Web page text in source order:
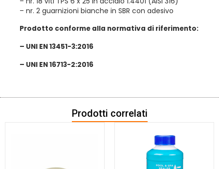
– nr. 2 guarnizioni bianche in SBR con adesivo
Prodotto conforme alla normativa di riferimento:
– UNI EN 13451-3:2016
– UNI EN 16713-2:2016
Prodotti correlati